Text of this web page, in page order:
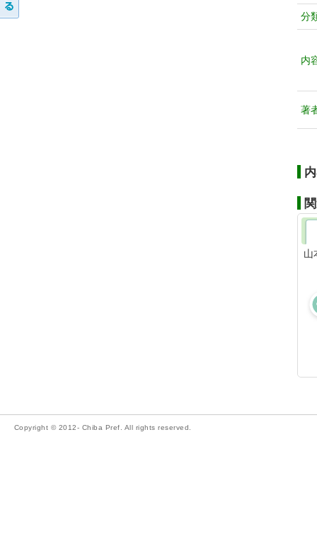
分
内
著
山
Copyright © 2012- Chiba Pref. All rights reserved.